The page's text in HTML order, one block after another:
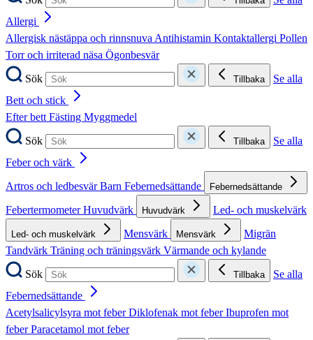
Allergi
Allergisk nästäppa och rinnsnuvaAntihistamin Kontaktallergi Pollen
Torr och irriterad näsa Ögonbesvär
Sök
Tillbaka
Se alla
Bett och stick
Efter bettFästing Myggmedel
Sök
Tillbaka
Se alla
Feber och värk
Artros och ledbesvärBarn Febernedsättande Febernedsättande
FebertermometerHuvudvärk Huvudvärk Led- och muskelvärk
Led- och muskelvärk Mensvärk Mensvärk
Migrän
Tandvärk Träning och träningsvärk Värmande och kylande
Sök
Tillbaka
Se alla
Febernedsättande
Acetylsalicylsyra mot feberDiklofenak mot feberIbuprofen mot
feberParacetamol mot feber